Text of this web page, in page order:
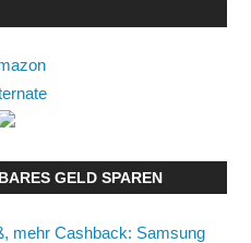
GELD SPAREN
mehr Cashback: Samsung